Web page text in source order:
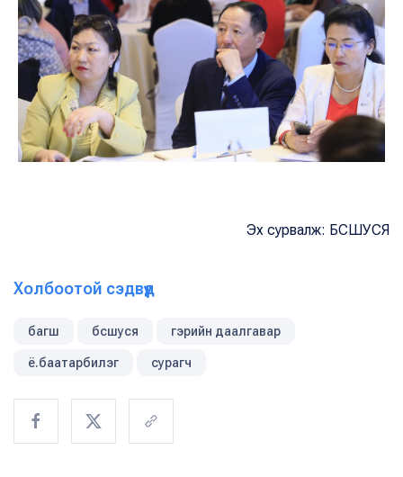
Эх сурвалж: БСШУСЯ
Холбоотой сэдвүүд
багш бсшуся гэрийн даалгавар
ё.баатарбилэг сурагч